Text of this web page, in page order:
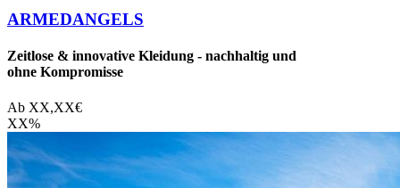
ARMEDANGELS
Zeitlose & innovative Kleidung - nachhaltig und
ohne Kompromisse
Ab XX,XX€
XX%